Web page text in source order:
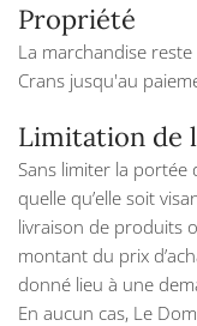
Propriété
La marchandise
Crans jusqu'au
Limitation de
Sans limiter la portée
quelle qu’elle soit
livraison de produits
montant du prix
donné lieu à une
En aucun cas, Le